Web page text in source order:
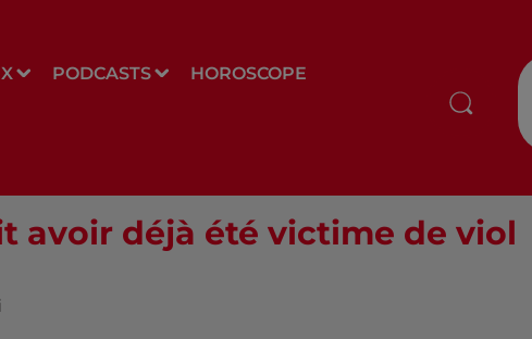
PODCASTS HOROSCOPE
avoir déjà été victime de viol